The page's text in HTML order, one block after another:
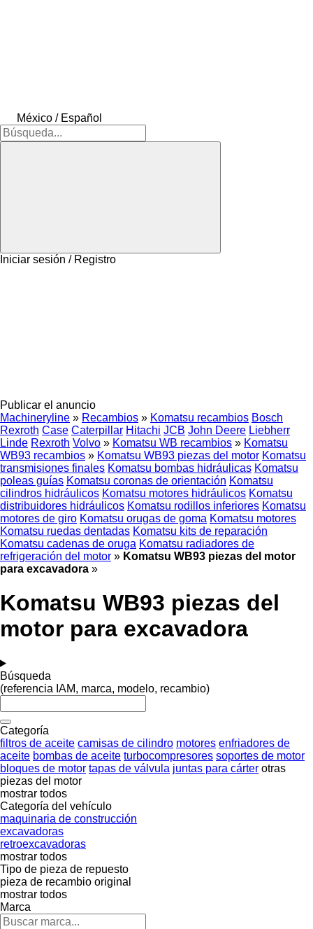
México / Español
Iniciar sesión / Registro
Publicar el anuncio
Machineryline » Recambios » Komatsu recambios Bosch
Rexroth Case Caterpillar Hitachi JCB John Deere Liebherr
Linde Rexroth Volvo » Komatsu WB recambios » Komatsu
WB93 recambios » Komatsu WB93 piezas del motor Komatsu
transmisiones finales Komatsu bombas hidráulicas Komatsu
poleas guías Komatsu coronas de orientación Komatsu
cilindros hidráulicos Komatsu motores hidráulicos Komatsu
distribuidores hidráulicos Komatsu rodillos inferiores Komatsu
motores de giro Komatsu orugas de goma Komatsu motores
Komatsu ruedas dentadas Komatsu kits de reparación
Komatsu cadenas de oruga Komatsu radiadores de
refrigeración del motor » Komatsu WB93 piezas del motor
para excavadora »
Komatsu WB93 piezas del
motor para excavadora
Búsqueda
(referencia IAM, marca, modelo, recambio)
Categoría
filtros de aceite camisas de cilindro motores enfriadores de
aceite bombas de aceite turbocompresores soportes de motor
bloques de motor tapas de válvula juntas para cárter otras
piezas del motor
mostrar todos
Categoría del vehículo
maquinaria de construcción
excavadoras
retroexcavadoras
mostrar todos
Tipo de pieza de repuesto
pieza de recambio original
mostrar todos
Marca